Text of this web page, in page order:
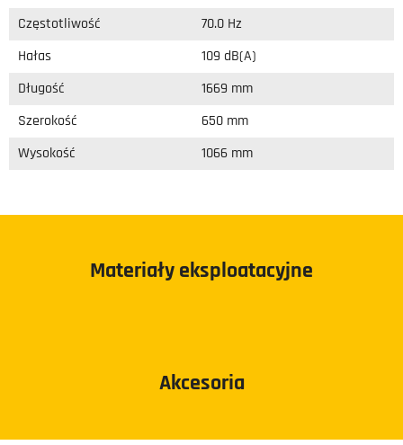
Częstotliwość 70.0 Hz
Hałas 109 dB(A)
Długość 1669 mm
Szerokość 650 mm
Wysokość 1066 mm
Materiały eksploatacyjne
Akcesoria